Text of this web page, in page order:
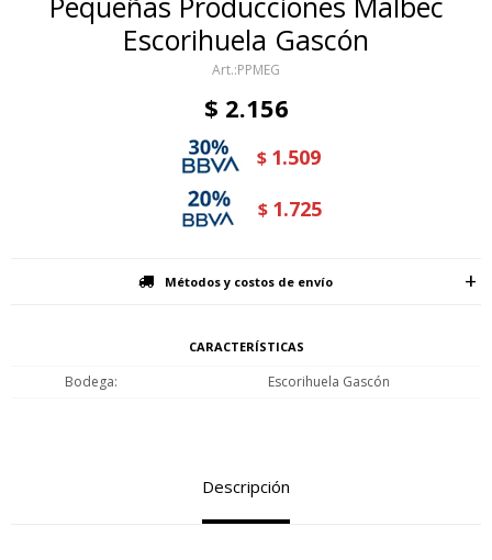
Escorihuela Gascón
PPMEG
$ 2.156
$ 1.509
$ 1.725
Métodos y costos de envío
CARACTERÍSTICAS
Bodega Escorihuela Gascón
Descripción